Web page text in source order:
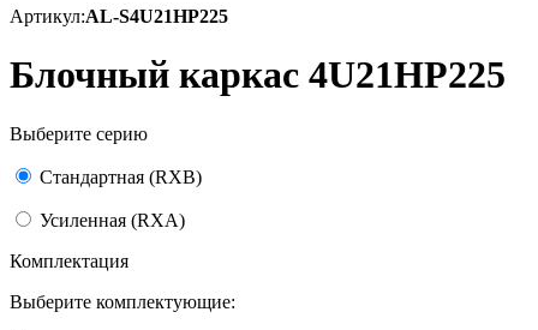
Артикул:AL-S4U21HP225
Блочный каркас 4U21HP225
Выберите серию
Стандартная (RXB)
Усиленная (RXA)
Комплектация
Выберите комплектующие: